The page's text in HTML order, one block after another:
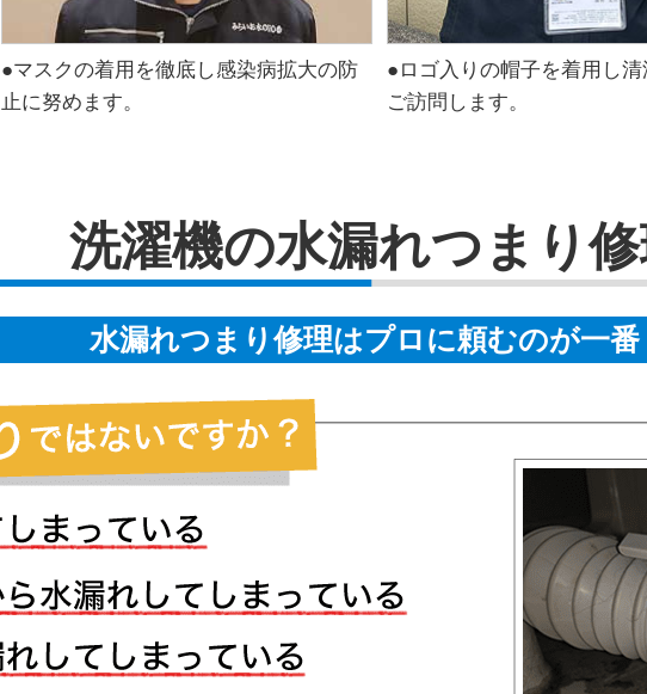
●マスクの着用を徹底し感染病拡大の防
止に努めます。
●ロゴ入りの帽子を着用し
ご訪問します。
洗濯機の水漏れつまり
水漏れつまり修理はプロに頼むのが一番